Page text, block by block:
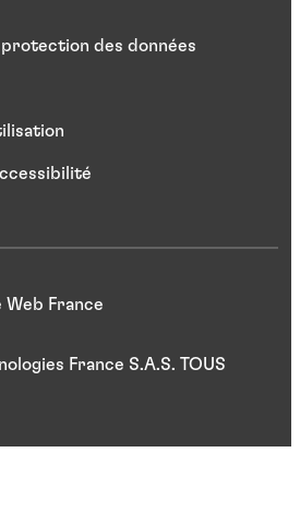
des données
France S.A.S. TOUS
Web France